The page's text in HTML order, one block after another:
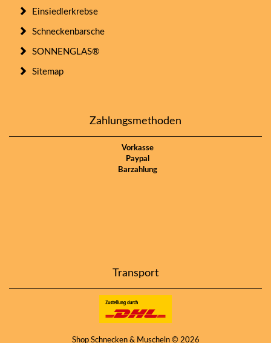
Einsiedlerkrebse
Schneckenbarsche
SONNENGLAS®
Sitemap
Zahlungsmethoden
Vorkasse
Paypal
Barzahlung
Transport
Shop Schnecken & Muscheln © 2026